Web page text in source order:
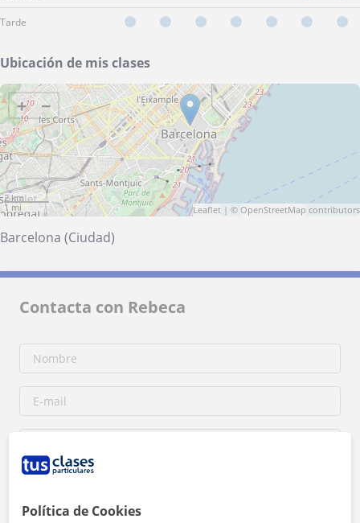
Tarde
Ubicación de mis clases
+ −
2 km
1 mi
Leaflet | © OpenStreetMap contributors
Barcelona (Ciudad)
Contacta con Rebeca
Política de Cookies